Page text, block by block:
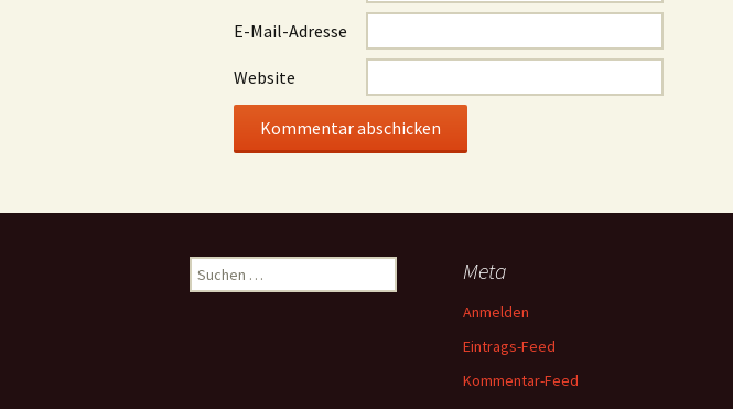
E-Mail-Adresse
Website
Suchen
nach:
Meta
Anmelden
Eintrags-Feed
Kommentar-Feed